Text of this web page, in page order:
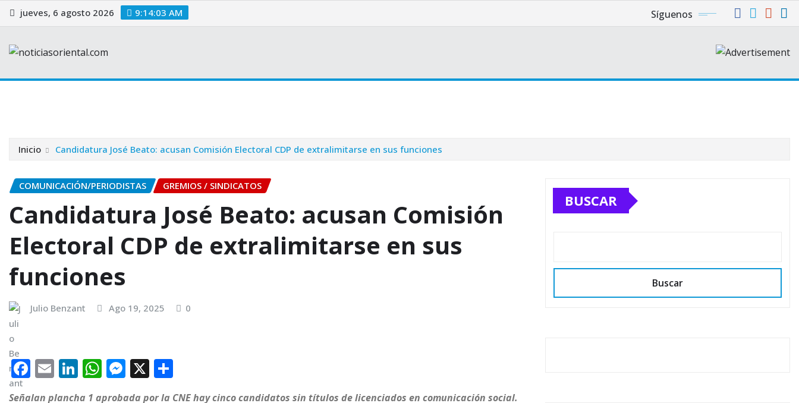
Saltar
al
jueves, 6 agosto 2026 9:14:04 AM Síguenos
Inicio Candidatura José Beato: acusan Comisión Electoral CDP de extralimitarse en sus funciones
COMUNICACIÓN/PERIODISTAS GREMIOS / SINDICATOS
Candidatura José Beato: acusan Comisión
Electoral CDP de extralimitarse en sus
funciones
Julio Benzant Ago 19, 2025 0
F
a
E
m
Li W M
e
X
o
Señalan plancha 1 aprobada por la CNE hay cinco candidatos sin títulos de licenciados en comunicación social.
BUSCAR
Buscar